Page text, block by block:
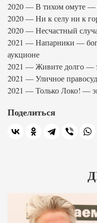
2020 — В тихом омуте —
2020 — Ни к селу ни к
2020 — Несчастный
2021 — Напарники —
аукционе
2021 — Живите долго —
2021 — Уличное
2021 — Только Локо! —
Поделиться